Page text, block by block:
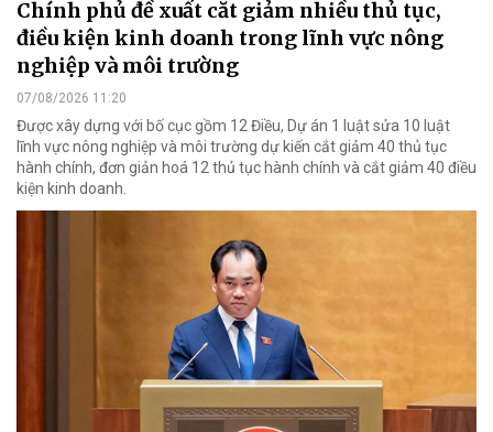
Chính phủ đề xuất cắt giảm nhiều thủ tục,
điều kiện kinh doanh trong lĩnh vực nông
nghiệp và môi trường
07/08/2026 11:20
Được xây dựng với bố cục gồm 12 Điều, Dự án 1 luật sửa 10 luật
lĩnh vực nông nghiệp và môi trường dự kiến cắt giảm 40 thủ tục
hành chính, đơn giản hoá 12 thủ tục hành chính và cắt giảm 40 điều
kiện kinh doanh.